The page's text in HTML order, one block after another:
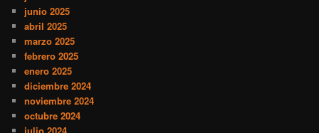
junio 2025
abril 2025
marzo 2025
febrero 2025
enero 2025
diciembre 2024
noviembre 2024
octubre 2024